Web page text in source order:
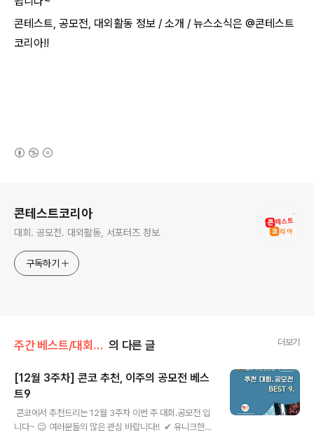
콘테스트, 공모전, 대외활동 정보 / 소개 / 뉴스소식은 @콘테스트
코리아!!
콘테스트코리아
대회. 공모전. 대외활동, 서포터즈 정보
구독하기
주간 베스트/대회 • 공모전 의 다른 글 더보기
[12월 3주차] 콘코 추천, 이주의 공모전 베스
트9
​ 콘코에서 추천드리는 12월 3주차 이번 주 대회.공모전 입
니다~ 😉 여러분들의 많은 관심 바랍니다!! ​ ✔ 유니크한 9